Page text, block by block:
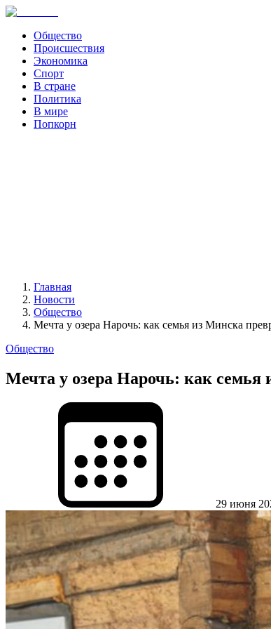
Общество
Происшествия
Экономика
Спорт
В стране
Политика
В мире
Попкорн
Главная
Новости
Общество
Мечта у озера Нарочь: как семья из Минска
Общество
Мечта у озера Нарочь: как семья
29 июня